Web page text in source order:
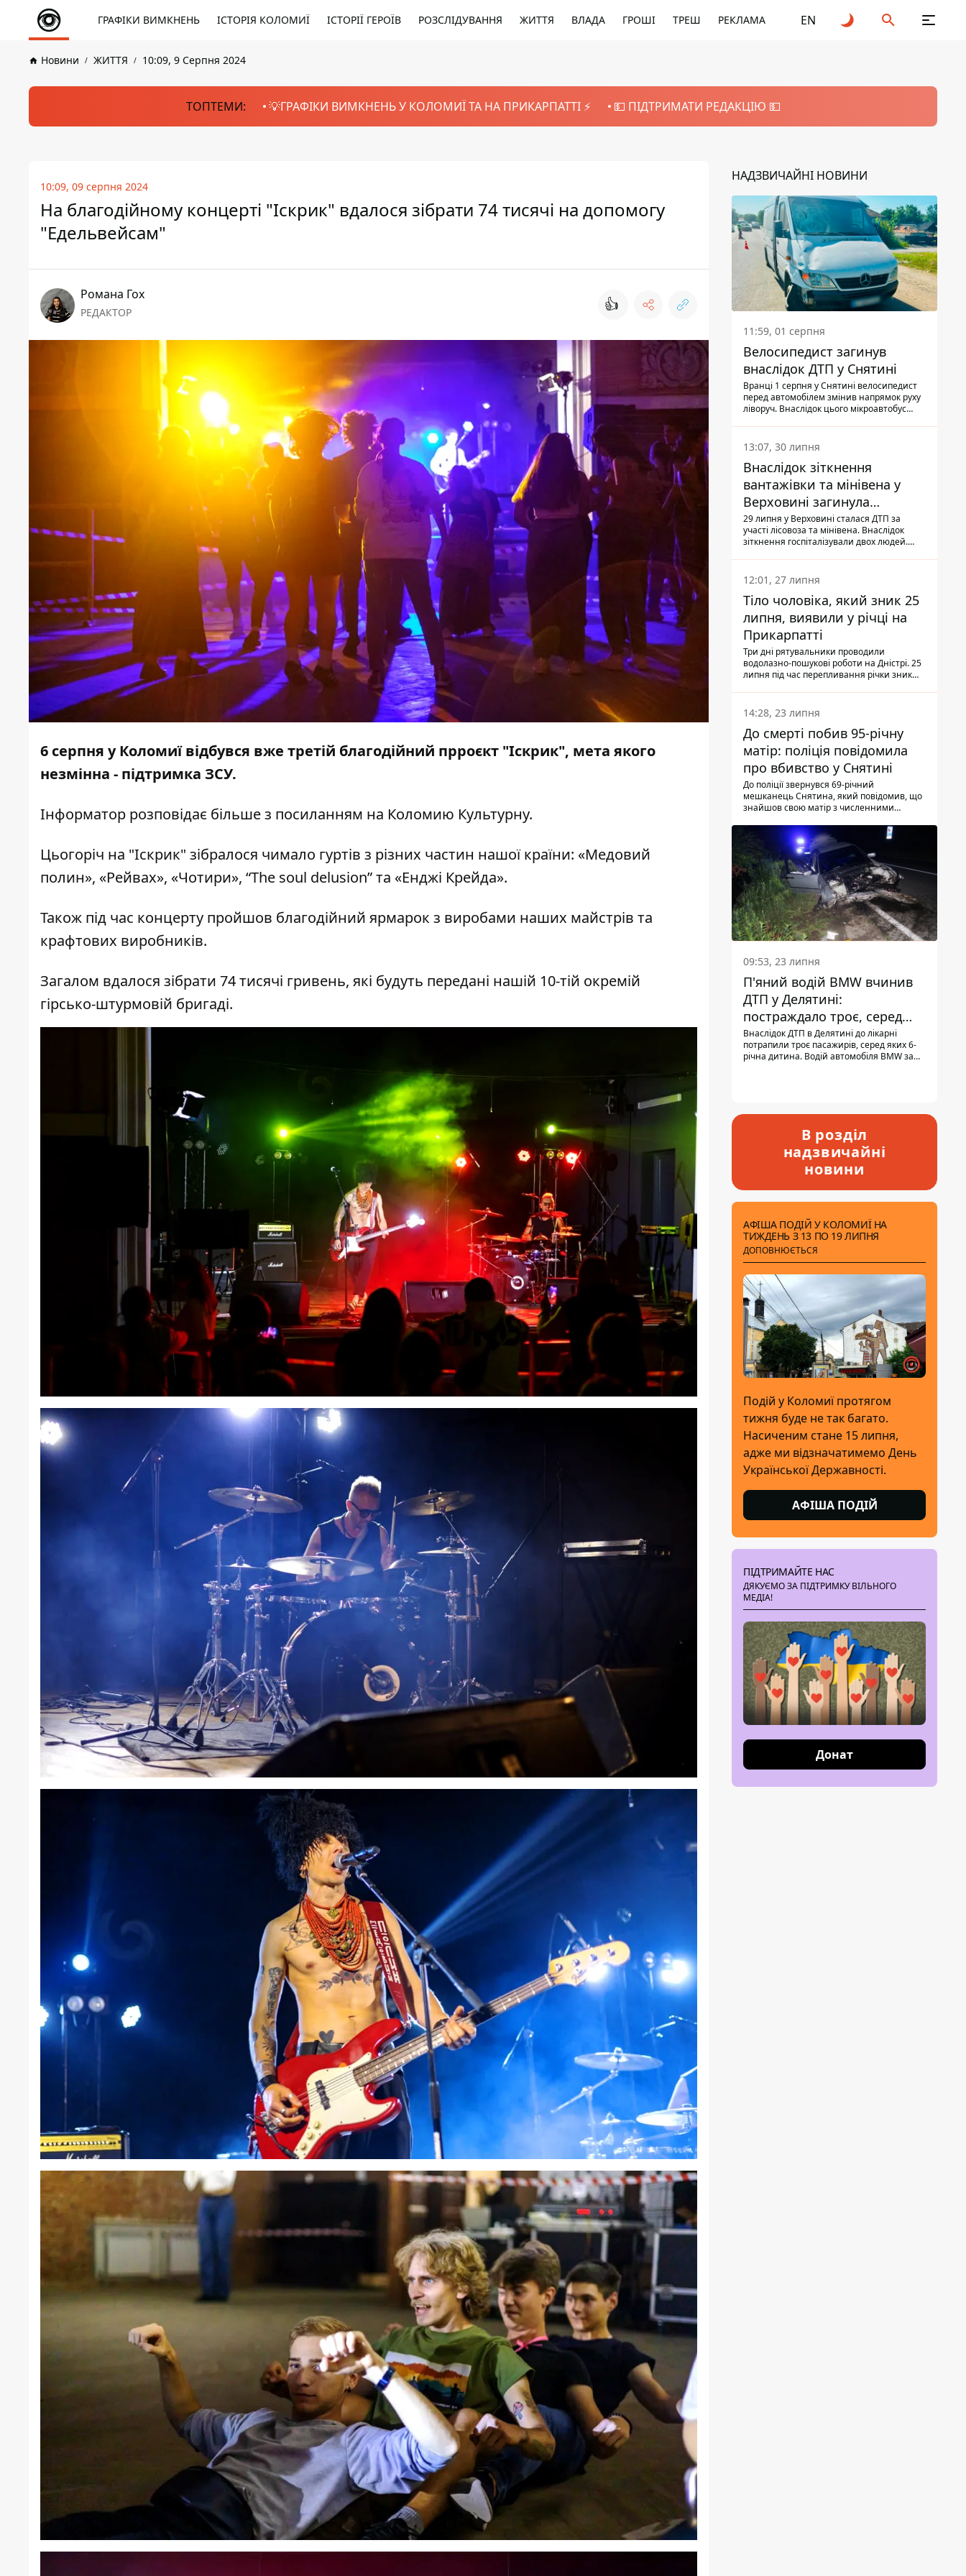
ГРАФІКИ ВИМКНЕНЬ ІСТОРІЯ КОЛОМИЇ ІСТОРІЇ ГЕРОЇВ РОЗСЛІДУВАННЯ ЖИТТЯ ВЛАДА ГРОШІ ТРЕШ РЕКЛАМА EN
Новини ЖИТТЯ 10:09, 9 Серпня 2024
ТОПТЕМИ: 💡ГРАФІКИ ВИМКНЕНЬ У КОЛОМИЇ ТА НА ПРИКАРПАТТІ ⚡️ 💵 ПІДТРИМАТИ РЕДАКЦІЮ 💵
10:09, 09 серпня 2024
На благодійному концерті "Іскрик" вдалося зібрати 74 тисячі на допомогу
"Едельвейсам"
Романа Гох
РЕДАКТОР 👍
6 серпня у Коломиї відбувся вже третій благодійний прроєкт "Іскрик", мета якого
незмінна - підтримка ЗСУ.
Інформатор розповідає більше з посиланням на Коломию Культурну.
Цьогоріч на "Іскрик" зібралося чимало гуртів з різних частин нашої країни: «Медовий
полин», «Рейвах», «Чотири», “The soul delusion” та «Енджі Крейда».
Також під час концерту пройшов благодійний ярмарок з виробами наших майстрів та
крафтових виробників.
Загалом вдалося зібрати 74 тисячі гривень, які будуть передані нашій 10-тій окремій
гірсько-штурмовій бригаді.
НАДЗВИЧАЙНІ НОВИНИ
11:59, 01 серпня
Велосипедист загинув
внаслідок ДТП у Снятині
Вранці 1 серпня у Снятині велосипедист
перед автомобілем змінив напрямок руху
ліворуч. Внаслідок цього мікроавтобус
13:07, 30 липня
Внаслідок зіткнення
вантажівки та мінівена у
Верховині загинула
пасажирка, водійка - у
лікарні
29 липня у Верховині сталася ДТП за
участі лісовоза та мінівена. Внаслідок
зіткнення госпіталізували двох людей.
Також травми отримала водійка
автомобіля.
12:01, 27 липня
Тіло чоловіка, який зник 25
липня, виявили у річці на
Прикарпатті
Три дні рятувальники проводили
водолазно-пошукові роботи на Дністрі. 25
липня під час перепливання річки зник
виявили тіло.
14:28, 23 липня
До смерті побив 95-річну
матір: поліція повідомила
про вбивство у Снятині
До поліції звернувся 69-річний
мешканець Снятина, який повідомив, що
знайшов свою матір з численними
з'ясували правоохоронці, ці травми жінці
наніс її син.
09:53, 23 липня
П'яний водій BMW вчинив
ДТП у Делятині:
постраждало троє, серед
них - дитина
Внаслідок ДТП в Делятині до лікарні
потрапили троє пасажирів, серед яких 6-
річна дитина. Водій автомобіля BMW за
В розділ
надзвичайні
новини
АФІША ПОДІЙ У КОЛОМИЇ НА
ТИЖДЕНЬ З 13 ПО 19 ЛИПНЯ
ДОПОВНЮЄТЬСЯ
Подій у Коломиї протягом
тижня буде не так багато.
Насиченим стане 15 липня,
адже ми відзначатимемо День
Української Державності.
АФІША ПОДІЙ
ПІДТРИМАЙТЕ НАС
ДЯКУЄМО ЗА ПІДТРИМКУ ВІЛЬНОГО
МЕДІА!
Донат